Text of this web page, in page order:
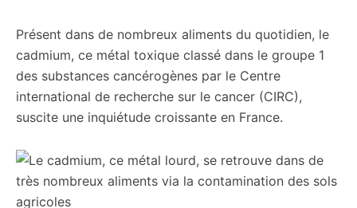
Présent dans de nombreux aliments du quotidien, le
cadmium, ce métal toxique classé dans le groupe 1
des substances cancérogènes par le Centre
international de recherche sur le cancer (CIRC),
suscite une inquiétude croissante en France.